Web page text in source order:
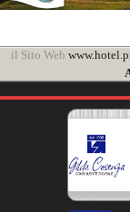
il Sito Web